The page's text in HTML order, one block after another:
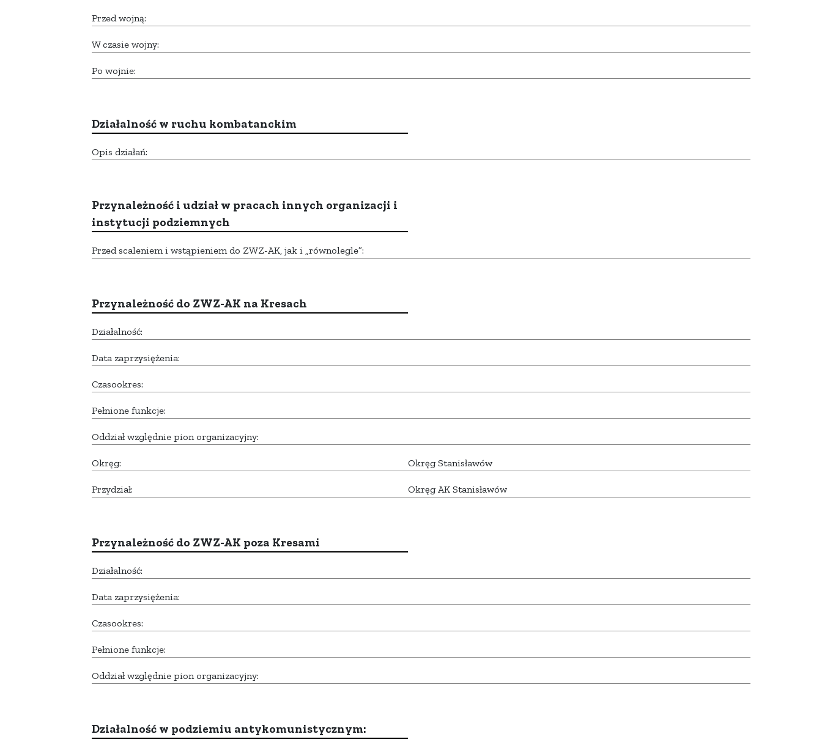
Przed wojną:
W czasie wojny:
Po wojnie:
Działalność w ruchu kombatanckim
Opis działań:
Przynależność i udział w pracach innych organizacji i
instytucji podziemnych
Przed scaleniem i wstąpieniem do ZWZ-AK, jak i „równolegle”:
Przynależność do ZWZ-AK na Kresach
Działalność:
Data zaprzysiężenia:
Czasookres:
Pełnione funkcje:
Oddział względnie pion organizacyjny:
Okręg: Okręg Stanisławów
Przydział: Okręg AK Stanisławów
Przynależność do ZWZ-AK poza Kresami
Działalność:
Data zaprzysiężenia:
Czasookres:
Pełnione funkcje:
Oddział względnie pion organizacyjny:
Działalność w podziemiu antykomunistycznym: